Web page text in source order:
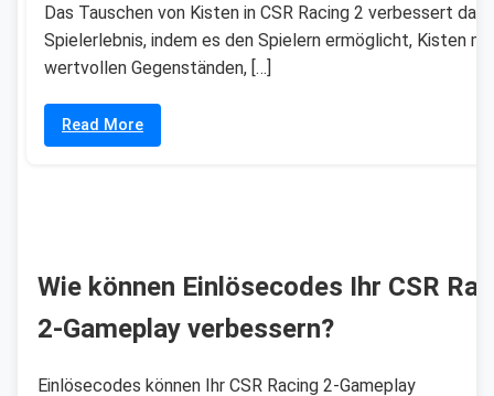
Das Tauschen von Kisten in CSR Racing 2 verbessert das
Spielerlebnis, indem es den Spielern ermöglicht, Kisten
wertvollen Gegenständen, […]
Read More
Wie können Einlösecodes Ihr CSR
2-Gameplay verbessern?
Einlösecodes können Ihr CSR Racing 2-Gameplay